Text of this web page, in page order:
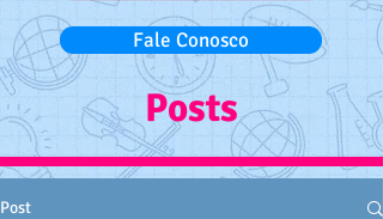
Fale Conosco
Posts
Post